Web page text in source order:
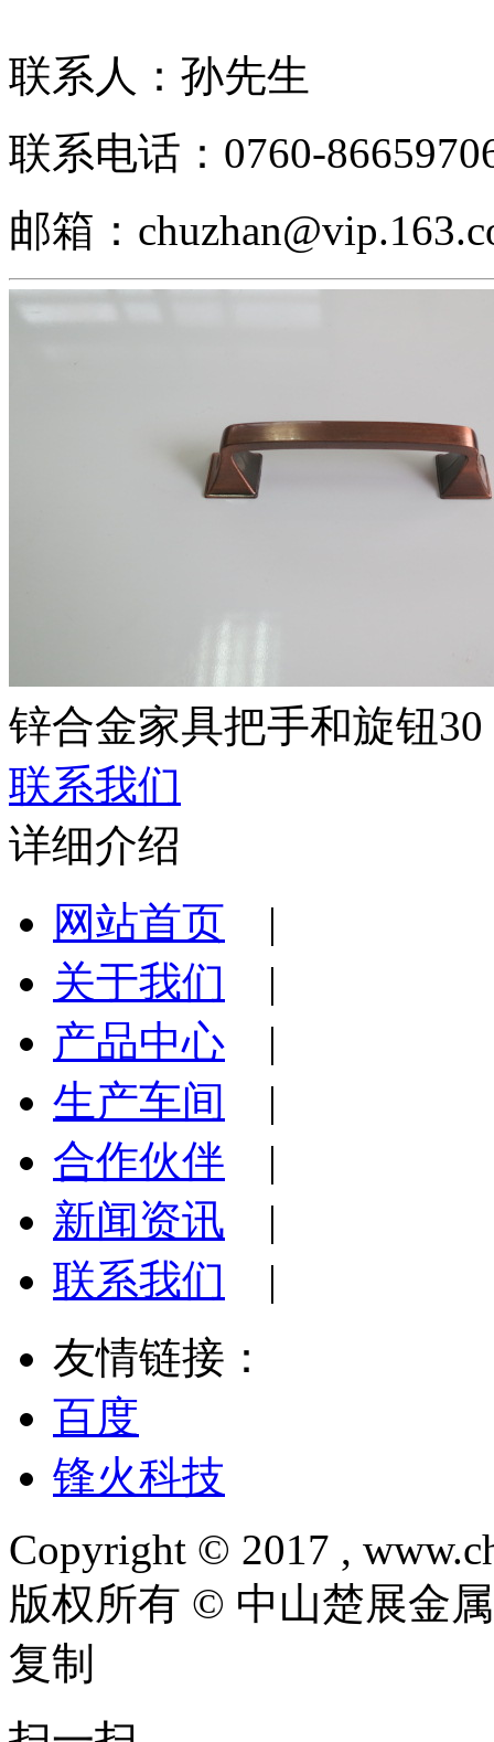
联系人：孙先生
联系电话：0760-
邮箱：
锌合金家具把手和旋钮30
联系我们
详细介绍
网站首页 |
关于我们 |
产品中心 |
生产车间 |
合作伙伴 |
新闻资讯 |
联系我们 |
友情链接：
百度
锋火科技
Copyright © 2017 ,
版权所有 © 中山楚展金
复制